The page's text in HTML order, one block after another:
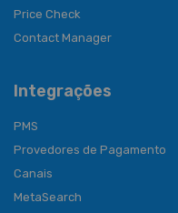
Price Check
Contact Manager
Integrações
PMS
Provedores de Pagamento
Canais
MetaSearch